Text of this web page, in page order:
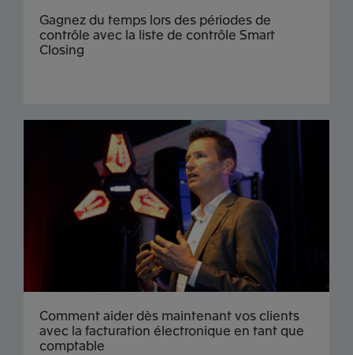
Gagnez du temps lors des périodes de
contrôle avec la liste de contrôle Smart
Closing
Comment aider dès maintenant vos clients
avec la facturation électronique en tant que
comptable